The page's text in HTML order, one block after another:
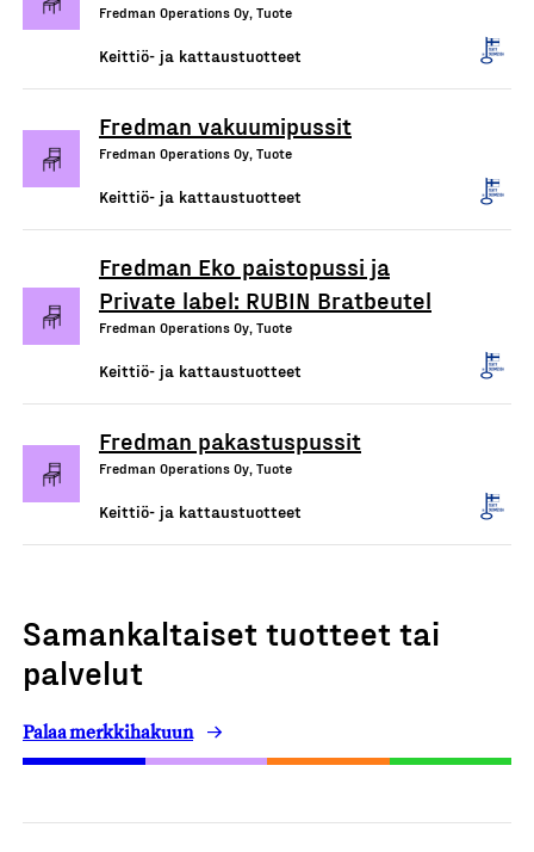
Fredman Operations Oy, Tuote
Keittiö- ja kattaustuotteet
Fredman vakuumipussit
Fredman Operations Oy, Tuote
Keittiö- ja kattaustuotteet
Fredman Eko paistopussi ja
Private label: RUBIN Bratbeutel
Fredman Operations Oy, Tuote
Keittiö- ja kattaustuotteet
Fredman pakastuspussit
Fredman Operations Oy, Tuote
Keittiö- ja kattaustuotteet
Samankaltaiset tuotteet tai
palvelut
Palaa merkkihakuun